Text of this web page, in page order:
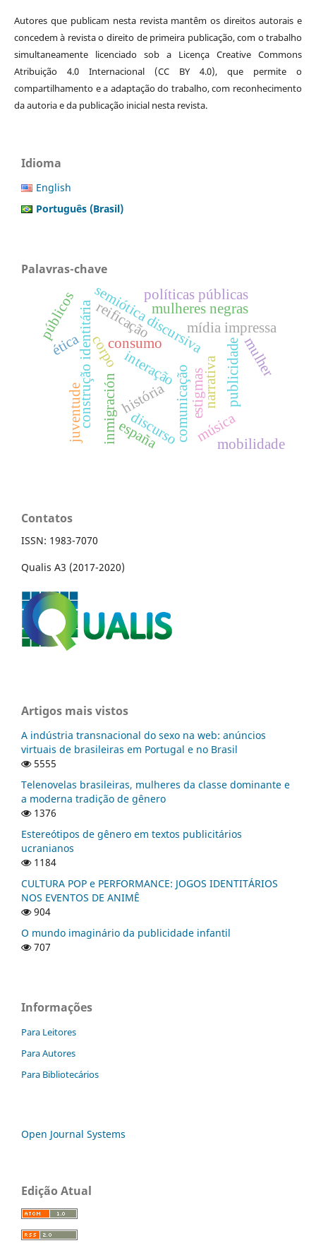
Autores que publicam nesta revista mantêm os direitos autorais e
concedem à revista o direito de primeira publicação, com o trabalho
simultaneamente licenciado sob a Licença Creative Commons
Atribuição 4.0 Internacional (CC BY 4.0), que permite o
compartilhamento e a adaptação do trabalho, com reconhecimento
da autoria e da publicação inicial nesta revista.
Idioma
English
Português (Brasil)
Palavras-chave
comunicação
consumo
história narrativa
corpo
construção identitáriasemiótica discursiva
interação
mídia impressa
discurso
publicidade
ética mulher
mulheres negras
inmigraciónespaña música
públicos
juventude estigmas
mobilidade
reificação
políticas públicas
Contatos
ISSN: 1983-7070
Qualis A3 (2017-2020)
Artigos mais vistos
A indústria transnacional do sexo na web: anúncios
virtuais de brasileiras em Portugal e no Brasil
5555
Telenovelas brasileiras, mulheres da classe dominante e
a moderna tradição de gênero
1376
Estereótipos de gênero em textos publicitários
ucranianos
1184
CULTURA POP e PERFORMANCE: JOGOS IDENTITÁRIOS
NOS EVENTOS DE ANIMÊ
904
O mundo imaginário da publicidade infantil
707
Informações
Para Leitores
Para Autores
Para Bibliotecários
Open Journal Systems
Edição Atual